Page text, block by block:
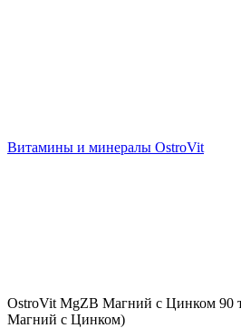
Витамины и минералы OstroVit
OstroVit MgZB Магний с Цинком 90
Магний с Цинком)